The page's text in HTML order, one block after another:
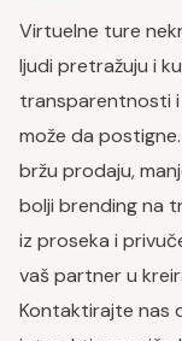
Virtuelne ture
ljudi pretražuju i
transparentnosti i
može da
bržu prodaju,
bolji brending na
iz proseka i
vaš partner u
Kontaktirajte nas